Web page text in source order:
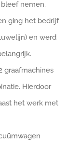
nemen.
ging het bedrijf
en werd
graafmachines
Hierdoor
het werk met